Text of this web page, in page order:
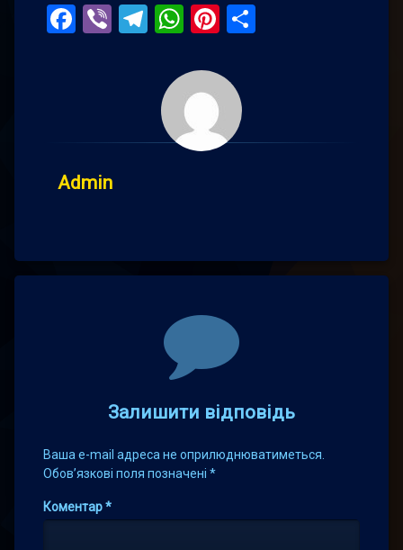
Facebook
ViberTelegram
WhatsApp
Pinterest
Admin
Залишити відповідь
Ваша e-mail адреса не оприлюднюватиметься.
Обов’язкові поля позначені *
Коментар*